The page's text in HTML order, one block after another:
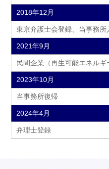
2018年12月
東京弁護士会登録、当事務所
2021年9月
民間企業（再生可能エネル
2023年10月
当事務所復帰
2024年4月
弁理士登録